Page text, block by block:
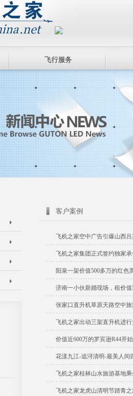
飞行服务
客户案例
飞机之家空中广告引爆山西
飞机之家集团正式签约独家
阳泉一架价值500多万的红色
济南一小伙新婚现场，租价
张家口直升机草原天路空中
飞机之家出动三架直升机进
价值近600万的罗宾逊R44开
花漾九江-追浔清明-最美人间
飞机之家桂林山水旅游基地
飞机之家龙虎山清明节踏青